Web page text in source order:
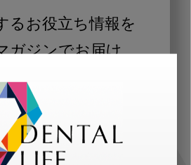
るお役立ち情報を
ガジンでお届け
た職種（歯科医師、歯
技工士）に合わせた内